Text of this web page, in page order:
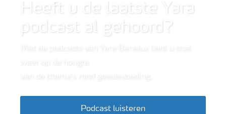
Heeft u de laatste Yara
podcast al gehoord?
Podcast luisteren